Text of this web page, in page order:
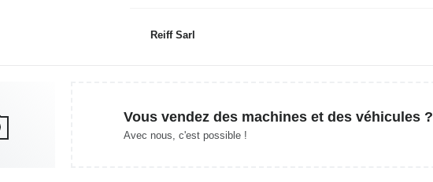
Reiff Sarl
Vous vendez des machines et des véhicules ?
Avec nous, c'est possible !